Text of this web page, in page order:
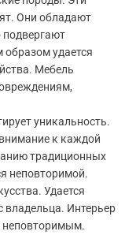
Они обладают
удается
Мебель
уникальность.
к каждой
традиционных
неповторимой.
Удается
владельца. Интерьер
неповторимым.